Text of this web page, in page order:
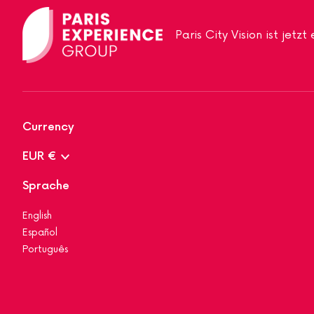
Paris City Vision ist jetzt
Currency
EUR €
Sprache
English
Español
Português